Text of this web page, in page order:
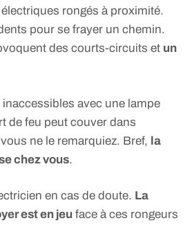
rongés à proximité.
pour se frayer un chemin.
des courts-circuits et un
avec une lampe
de feu peut couver dans
ne le remarquiez. Bref, la
chez vous.
en cas de doute. La
est en jeu face à ces rongeurs